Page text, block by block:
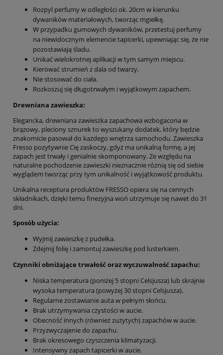
Rozpyl perfumy w odległości ok. 20cm w kierunku
dywaników materiałowych, tworząc mgiełkę.
W przypadku gumowych dywaników, przetestuj perfumy
na niewidocznym elemencie tapicerki, upewniając się, że nie
pozostawiają śladu.
Unikać wielokrotnej aplikacji w tym samym miejscu.
Kierować strumień z dala od twarzy.
Nie stosować do ciała.
Rozkoszuj się długotrwałym i wyjątkowym zapachem.
Drewniana zawieszka:
Elegancka, drewniana zawieszka zapachowa wzbogacona w
brązowy, pleciony sznurek to wyszukany dodatek, który będzie
znakomicie pasował do każdego wnętrza samochodu. Zawieszka
Fresso pozytywnie Cię zaskoczy, gdyż ma unikalną formę, a jej
zapach jest trwały i genialnie skomponowany. Ze względu na
naturalne pochodzenie zawieszki nieznacznie różnią się od siebie
wyglądem tworząc przy tym unikalność i wyjątkowość produktu.
Unikalna receptura produktów FRESSO opiera się na cennych
składnikach, dzięki temu finezyjna woń utrzymuje się nawet do 31
dni.
Sposób użycia:
Wyjmij zawieszkę z pudełka.
Zdejmij folię i zamontuj zawieszkę pod lusterkiem.
Czynniki obniżające trwałość oraz wyczuwalność zapachu:
Niska temperatura (poniżej 5 stopni Celsjusza) lub skrajnie
wysoka temperatura (powyżej 30 stopni Celsjusza).
Regularne zostawianie auta w pełnym słońcu.
Brak utrzymywania czystości w aucie.
Obecność innych (również zużytych) zapachów w aucie.
Przyzwyczajenie do zapachu.
Brak okresowego czyszczenia klimatyzacji.
Intensywny zapach tapicerki w aucie.